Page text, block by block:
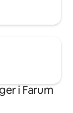
i Farum